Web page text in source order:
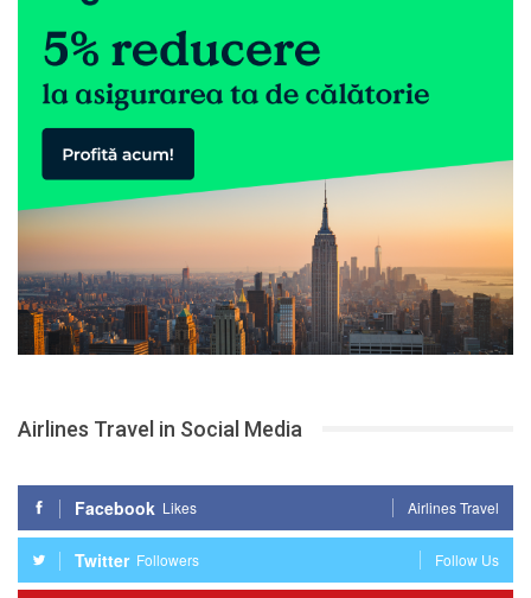
Airlines Travel in Social Media
Facebook Likes Airlines Travel
Twitter Followers Follow Us